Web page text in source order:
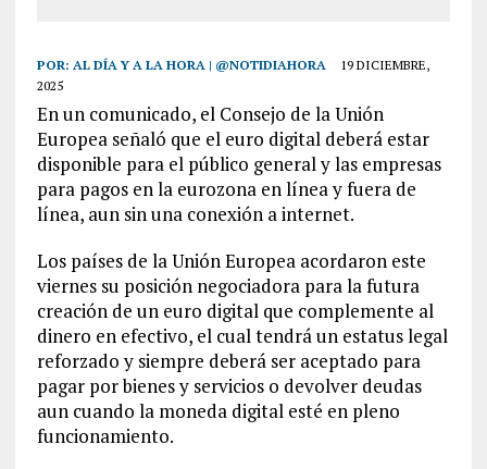
POR: AL DÍA Y A LA HORA | @NOTIDIAHORA
19 DICIEMBRE,
2025
En un comunicado, el Consejo de la Unión
Europea señaló que el euro digital deberá estar
disponible para el público general y las empresas
para pagos en la eurozona en línea y fuera de
línea, aun sin una conexión a internet.
Los países de la Unión Europea acordaron este
viernes su posición negociadora para la futura
creación de un euro digital que complemente al
dinero en efectivo, el cual tendrá un estatus legal
reforzado y siempre deberá ser aceptado para
pagar por bienes y servicios o devolver deudas
aun cuando la moneda digital esté en pleno
funcionamiento.